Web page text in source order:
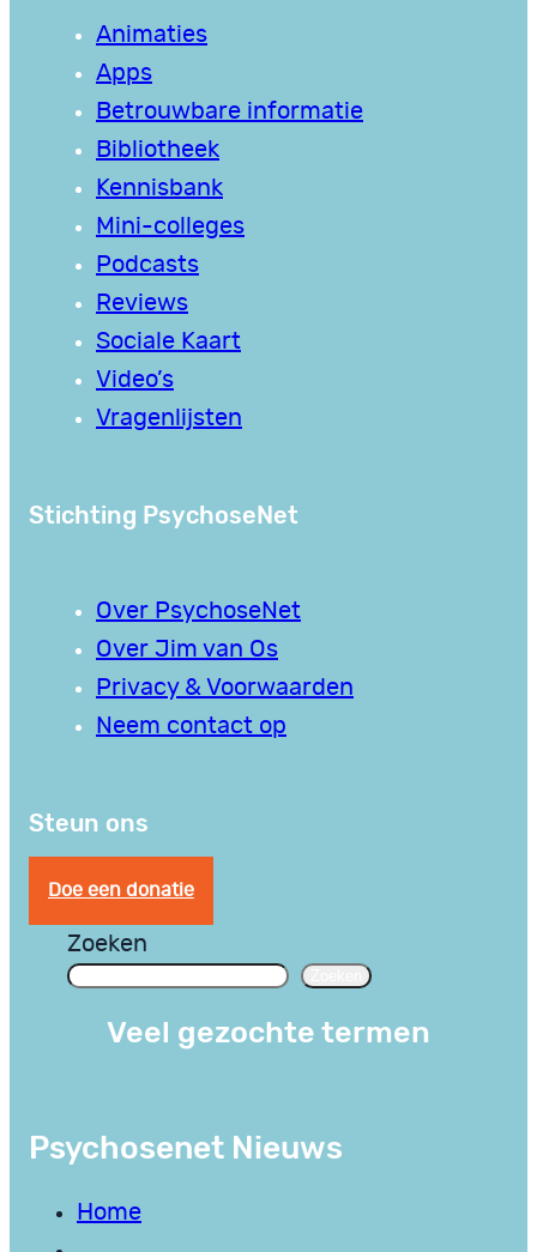
Animaties
Apps
Betrouwbare informatie
Bibliotheek
Kennisbank
Mini-colleges
Podcasts
Reviews
Sociale Kaart
Video’s
Vragenlijsten
Stichting PsychoseNet
Over PsychoseNet
Over Jim van Os
Privacy & Voorwaarden
Neem contact op
Steun ons
Doe een donatie
Zoeken
Veel gezochte termen
Psychosenet Nieuws
Home